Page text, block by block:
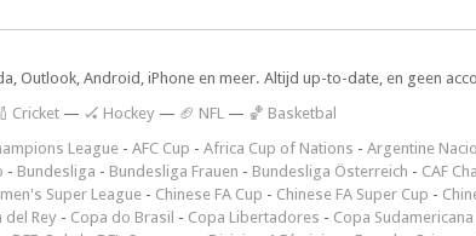
Outlook, Android, iPhone en meer. Altijd up-to-date, en geen
Cricket — 🏑 Hockey — 🏈 NFL — 🏀 Basketbal
League - AFC Cup - Africa Cup of Nations - Argentine
- Bundesliga - Bundesliga Frauen - Bundesliga Österreich - CAF
Super League - Chinese FA Cup - Chinese FA Super Cup -
del Rey - Copa do Brasil - Copa Libertadores - Copa Sudamericana